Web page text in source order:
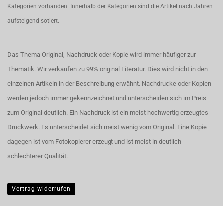
Kategorien vorhanden. Innerhalb der Kategorien sind die Artikel nach Jahren
aufsteigend sotiert.
Das Thema Original, Nachdruck oder Kopie wird immer häufiger zur
Thematik. Wir verkaufen zu 99% original Literatur. Dies wird nicht in den
einzelnen Artikeln in der Beschreibung erwähnt. Nachdrucke oder Kopien
werden jedoch immer gekennzeichnet und unterscheiden sich im Preis
zum Original deutlich. Ein Nachdruck ist ein meist hochwertig erzeugtes
Druckwerk. Es unterscheidet sich meist wenig vom Original. Eine Kopie
dagegen ist vom Fotokopierer erzeugt und ist meist in deutlich
schlechterer Qualität.
Vertrag widerrufen